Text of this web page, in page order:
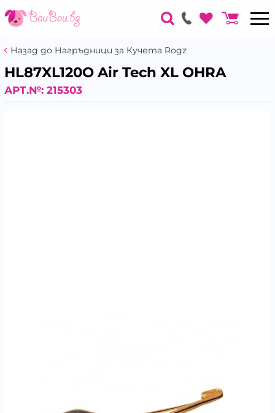
Назад до Нагръдници за Кучета Rogz
HL87XL120O Air Tech XL OHRA
АРТ.№: 215303